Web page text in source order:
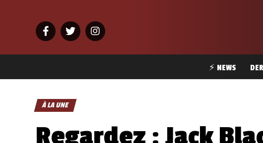
⚡ NEWS
À LA UNE
Regardez : Jack